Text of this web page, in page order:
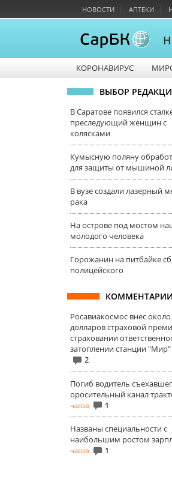
НОВОСТИ АПТЕКИ
КОРОНАВИРУС
ВЫБОР
В Саратове появился
преследующий женщин с
колясками
Кумысную поляну
для защиты от мышиной
В вузе создали лазерный
рака
На острове под мостом
молодого человека
Горожанин на питбайке
полицейского
КОММЕНТАРИИ
Росавиакосмос внес
долларов страховой
страховании
затоплении станции "Мир"
2
Погиб водитель
оросительный канал
часов
1
Названы специальности с
наибольшим ростом
часов
1